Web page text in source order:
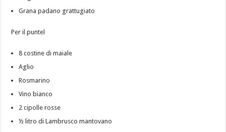
Grana padano grattugiato
Per il puntel
8 costine di maiale
Aglio
Rosmarino
Vino bianco
2 cipolle rosse
½ litro di Lambrusco mantovano